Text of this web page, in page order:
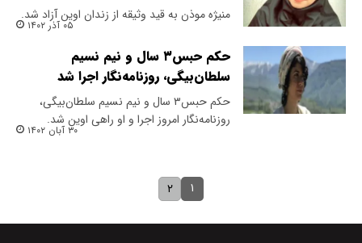
منیژه موذن به قید وثیقه از زندان اوین آزاد شد.
۰۵ آذر ۱۴۰۲
حکم حبس۳ سال و نیم نسیم
سلطان‌بیگی، روزنامه‌نگار اجرا شد
حکم حبس۳ سال و نیم نسیم سلطان‌بیگی،
روزنامه‌نگار امروز اجرا و او راهی اوین شد.
۳۰ آبان ۱۴۰۲
۱ ۲